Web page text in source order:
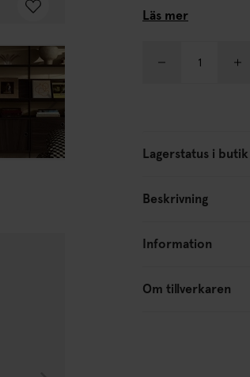
enkla att flytta
Läs mer
Lagerstatus i butik
Beskrivning
Information
Om tillverkaren